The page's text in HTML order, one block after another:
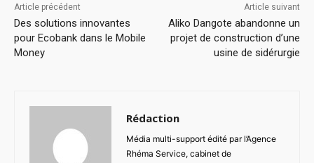
Article précédent
Des solutions innovantes
pour Ecobank dans le Mobile
Money
Article suivant
Aliko Dangote abandonne un
projet de construction d’une
usine de sidérurgie
Rédaction
Média multi-support édité par l’Agence
Rhéma Service, cabinet de